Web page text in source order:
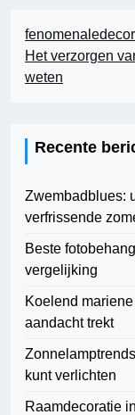
Het verzorgen
weten
Recente
Zwembadblues:
verfrissende
Beste
vergelijking
Koelend
aandacht trekt
kunt verlichten
Raamdecoratie